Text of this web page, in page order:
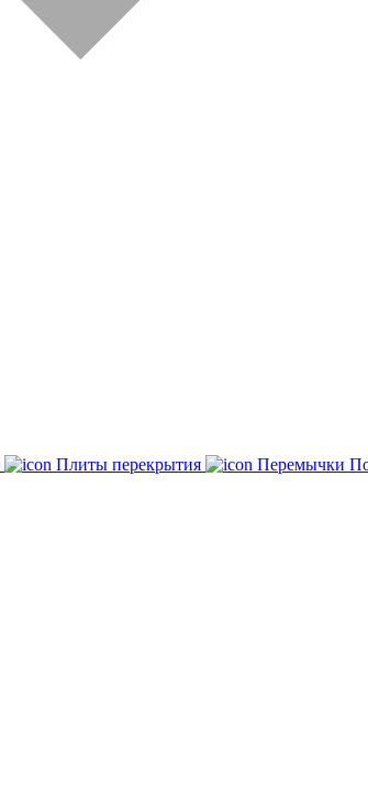
Плиты перекрытия Перемычки